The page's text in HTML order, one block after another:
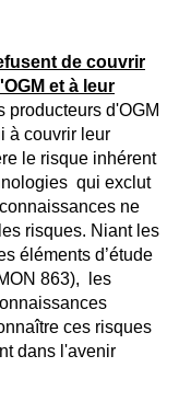
de couvrir
et à leur
producteurs d'OGM
à couvrir leur
le risque inhérent
qui exclut
ne
risques. Niant les
éléments d’étude
863), les
ces risques
dans l'avenir